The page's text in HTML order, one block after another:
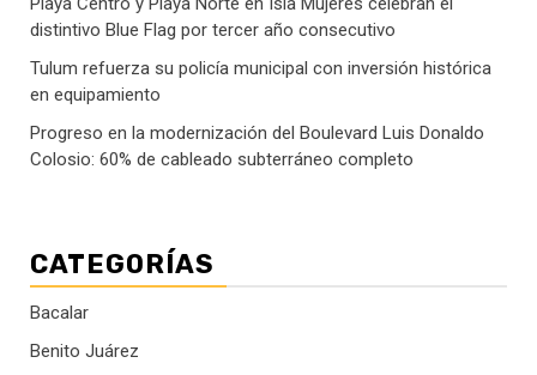
distintivo Blue Flag por tercer año consecutivo
Tulum refuerza su policía municipal con inversión histórica
en equipamiento
Progreso en la modernización del Boulevard Luis Donaldo
Colosio: 60% de cableado subterráneo completo
CATEGORÍAS
Bacalar
Benito Juárez